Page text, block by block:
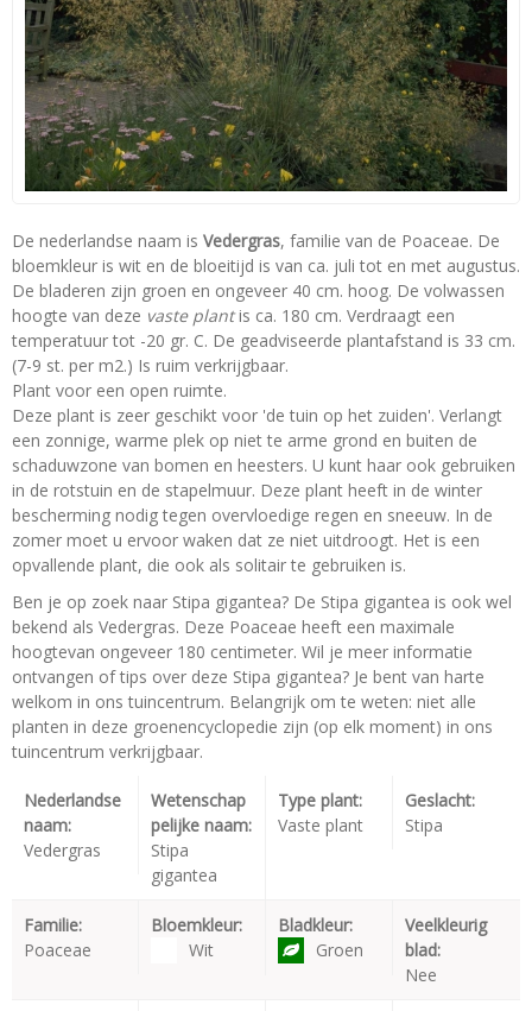
De nederlandse naam is Vedergras, familie van de Poaceae. De
bloemkleur is wit en de bloeitijd is van ca. juli tot en met augustus.
De bladeren zijn groen en ongeveer 40 cm. hoog. De volwassen
hoogte van deze vaste plantis ca. 180 cm. Verdraagt een
temperatuur tot -20 gr. C. De geadviseerde plantafstand is 33 cm.
(7-9 st. per m2.) Is ruim verkrijgbaar.
Plant voor een open ruimte.
Deze plant is zeer geschikt voor 'de tuin op het zuiden'. Verlangt
een zonnige, warme plek op niet te arme grond en buiten de
schaduwzone van bomen en heesters. U kunt haar ook gebruiken
in de rotstuin en de stapelmuur. Deze plant heeft in de winter
bescherming nodig tegen overvloedige regen en sneeuw. In de
zomer moet u ervoor waken dat ze niet uitdroogt. Het is een
opvallende plant, die ook als solitair te gebruiken is.
Ben je op zoek naar Stipa gigantea? De Stipa gigantea is ook wel
bekend als Vedergras. Deze Poaceae heeft een maximale
hoogtevan ongeveer 180 centimeter. Wil je meer informatie
ontvangen of tips over deze Stipa gigantea? Je bent van harte
welkom in ons tuincentrum. Belangrijk om te weten: niet alle
planten in deze groenencyclopedie zijn (op elk moment) in ons
tuincentrum verkrijgbaar.
Nederlandse
naam:
Vedergras
Wetenschap
pelijke naam:
Stipa
gigantea
Type plant:
Vaste plant
Geslacht:
Stipa
Familie:
Poaceae
Bloemkleur:
Wit
Bladkleur:
Groen
Veelkleurig
blad:
Nee